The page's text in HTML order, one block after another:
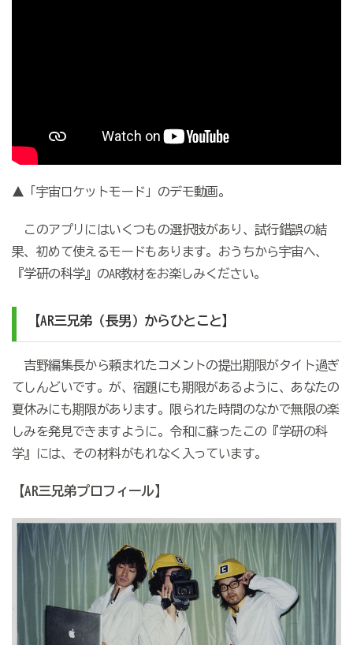
▲「宇宙ロケットモード」のデモ動画。
このアプリにはいくつもの選択肢があり、試行錯誤の結
果、初めて使えるモードもあります。おうちから宇宙へ、
『学研の科学』のAR教材をお楽しみください。
【AR三兄弟（長男）からひとこと】
吉野編集長から頼まれたコメントの提出期限がタイト過ぎ
てしんどいです。が、宿題にも期限があるように、あなたの
夏休みにも期限があります。限られた時間のなかで無限の楽
しみを発見できますように。令和に蘇ったこの『学研の科
学』には、その材料がもれなく入っています。
【AR三兄弟プロフィール】